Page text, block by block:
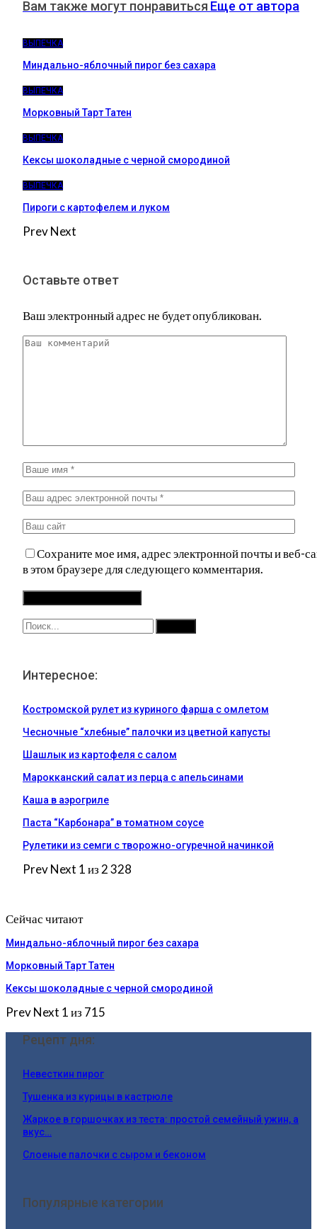
Вам также могут понравиться Еще от автора
ВЫПЕЧКА
Миндально-яблочный пирог без сахара
ВЫПЕЧКА
Морковный Тарт Татен
ВЫПЕЧКА
Кексы шоколадные с черной смородиной
ВЫПЕЧКА
Пироги c картофелем и луком
PrevNext
Оставьте ответ
Ваш электронный адрес не будет опубликован.
Сохраните мое имя, адрес электронной почты и веб-
в этом браузере для следующего комментария.
Интересное:
Костромской рулет из куриного фарша с омлетом
Чесночные “хлебные” палочки из цветной капусты
Шашлык из картофеля с салом
Марокканский салат из перца с апельсинами
Каша в аэрогриле
Паста “Карбонара” в томатном соусе
Рулетики из семги с творожно-огуречной начинкой
PrevNext 1 из 2 328
Сейчас читают
Миндально-яблочный пирог без сахара
Морковный Тарт Татен
Кексы шоколадные с черной смородиной
PrevNext 1 из 715
Рецепт дня:
Невесткин пирог
Тушенка из курицы в кастрюле
Жаркое в горшочках из теста: простой семейный ужин, а
вкус…
Слоеные палочки с сыром и беконом
Популярные категории